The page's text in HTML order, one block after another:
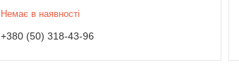
Немає в наявності
+380 (50) 318-43-96